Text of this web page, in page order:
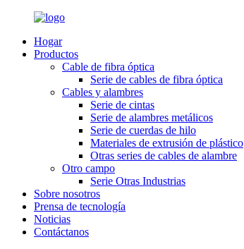
Hogar
Productos
Cable de fibra óptica
Serie de cables de fibra óptica
Cables y alambres
Serie de cintas
Serie de alambres metálicos
Serie de cuerdas de hilo
Materiales de extrusión de plástico
Otras series de cables de alambre
Otro campo
Serie Otras Industrias
Sobre nosotros
Prensa de tecnología
Noticias
Contáctanos